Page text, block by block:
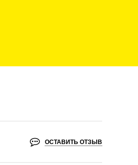
ОСТАВИТЬ ОТЗЫВ